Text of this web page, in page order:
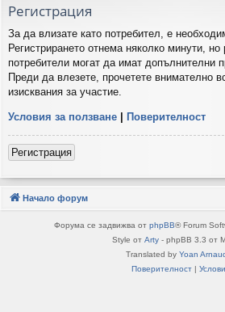
Регистрация
За да влизате като потребител, е
Регистрирането отнема няколко минути, но
потребители могат да имат допълнителни
Преди да влезете, прочетете внимателно
изисквания за участие.
Условия за ползване Поверителност
Регистрация
Начало форум
Форума се задвижва от phpBB® Forum
Style от Arty - phpBB 3.3 от
Translated by Yoan
Поверителност